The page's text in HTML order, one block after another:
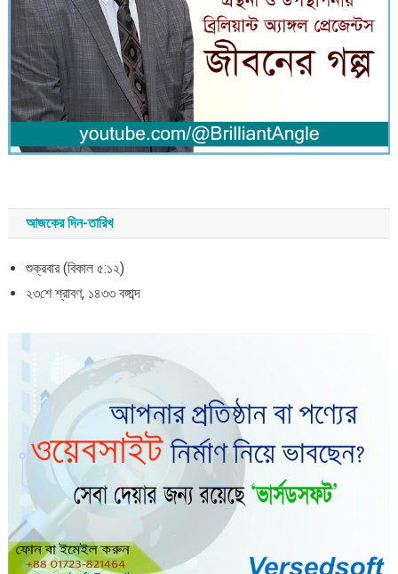
আজকের দিন-তারিখ
শুক্রবার (বিকাল ৫:১২)
২৩শে শ্রাবণ, ১৪৩৩ বঙ্গাব্দ